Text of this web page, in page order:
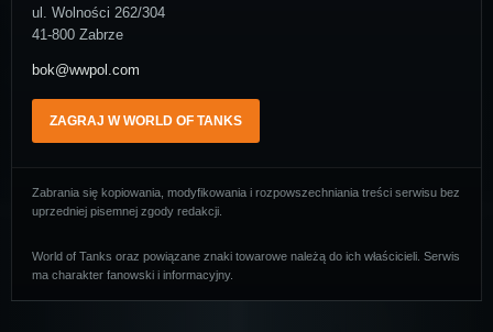
ul. Wolności 262/304
41-800 Zabrze
bok@wwpol.com
ZAGRAJ W WORLD OF TANKS
Zabrania się kopiowania, modyfikowania i rozpowszechniania treści serwisu bez
uprzedniej pisemnej zgody redakcji.
World of Tanks oraz powiązane znaki towarowe należą do ich właścicieli. Serwis
ma charakter fanowski i informacyjny.